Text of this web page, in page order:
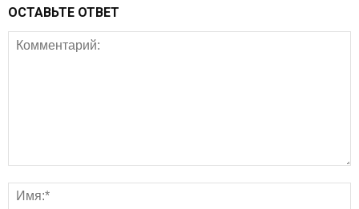
ОСТАВЬТЕ ОТВЕТ